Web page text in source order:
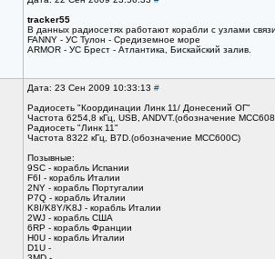
tracker55
В данных радиосетях работают корабли с узлами
FANNY - УС Тулон - Средиземное море
ARMOR - УС Брест - Атлантика, Бискайский залив.
Дата: 23 Сен 2009 10:33:13 #
Радиосеть "Координации Линк 11/ Донесений ОГ"
Частота 6254,8 кГц, USB, ANDVT.(обозначение
Радиосеть "Линк 11"
Частота 8322 кГц, B7D.(обозначение MCC600С)
Позывные:
9SC - корабль Испании
F6I - корабль Италии
2NY - корабль Португалии
P7Q - корабль Италии
K8I/K8Y/K8J - корабль Италии
2WJ - корабль США
6RP - корабль Франции
H0U - корабль Италии
D1U -